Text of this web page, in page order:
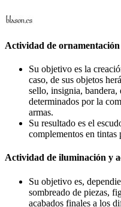
Actividad de
Su objetivo es la
caso, de sus objetos
sello, insignia,
determinados por la
armas.
Su resultado es el
complementos en tintas
Actividad de iluminación y
Su objetivo es,
sombreado de piezas,
acabados finales a los